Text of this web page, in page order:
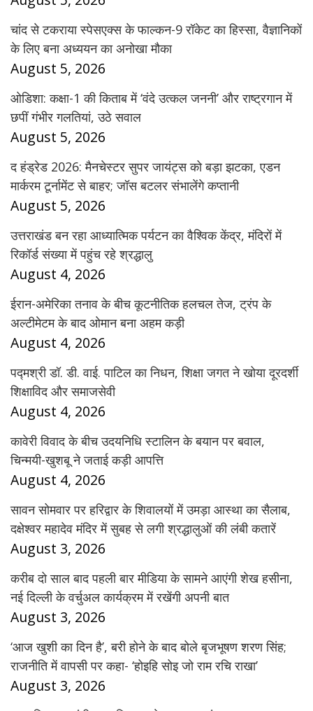
चांद से टकराया स्पेसएक्स के फाल्कन-9 रॉकेट का हिस्सा, वैज्ञानिकों
के लिए बना अध्ययन का अनोखा मौका
August 5, 2026
ओडिशा: कक्षा-1 की किताब में ‘वंदे उत्कल जननी’ और राष्ट्रगान में
छपीं गंभीर गलतियां, उठे सवाल
August 5, 2026
द हंड्रेड 2026: मैनचेस्टर सुपर जायंट्स को बड़ा झटका, एडन
मार्करम टूर्नामेंट से बाहर; जॉस बटलर संभालेंगे कप्तानी
August 5, 2026
उत्तराखंड बन रहा आध्यात्मिक पर्यटन का वैश्विक केंद्र, मंदिरों में
रिकॉर्ड संख्या में पहुंच रहे श्रद्धालु
August 4, 2026
ईरान-अमेरिका तनाव के बीच कूटनीतिक हलचल तेज, ट्रंप के
अल्टीमेटम के बाद ओमान बना अहम कड़ी
August 4, 2026
पद्मश्री डॉ. डी. वाई. पाटिल का निधन, शिक्षा जगत ने खोया दूरदर्शी
शिक्षाविद और समाजसेवी
August 4, 2026
कावेरी विवाद के बीच उदयनिधि स्टालिन के बयान पर बवाल,
चिन्मयी-खुशबू ने जताई कड़ी आपत्ति
August 4, 2026
सावन सोमवार पर हरिद्वार के शिवालयों में उमड़ा आस्था का सैलाब,
दक्षेश्वर महादेव मंदिर में सुबह से लगी श्रद्धालुओं की लंबी कतारें
August 3, 2026
करीब दो साल बाद पहली बार मीडिया के सामने आएंगी शेख हसीना,
नई दिल्ली के वर्चुअल कार्यक्रम में रखेंगी अपनी बात
August 3, 2026
‘आज खुशी का दिन है’, बरी होने के बाद बोले बृजभूषण शरण सिंह;
राजनीति में वापसी पर कहा- ‘होइहि सोइ जो राम रचि राखा’
August 3, 2026